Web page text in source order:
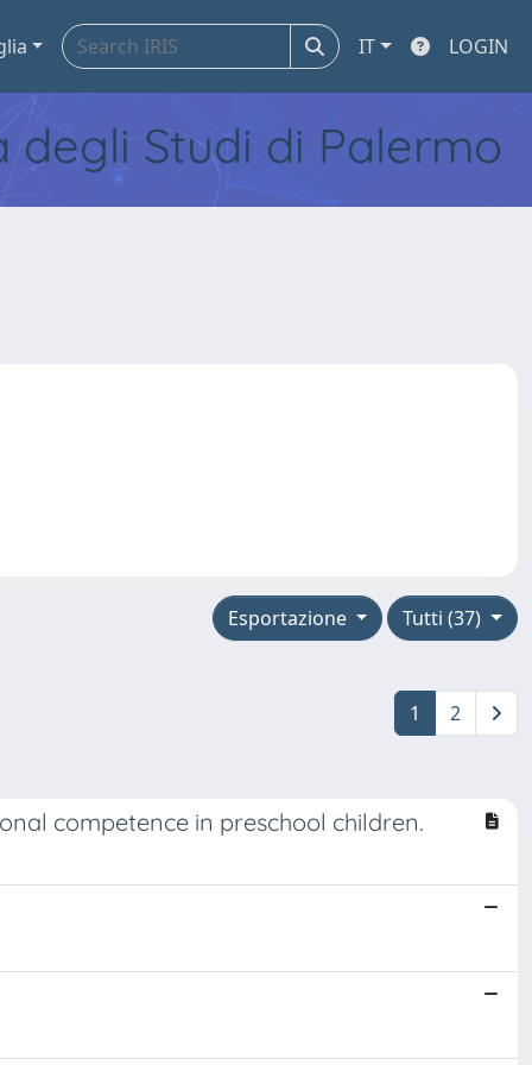
IT LOGIN
Studi di Palermo
Tutti (37)
Esportazione
1 2
competence in preschool children.